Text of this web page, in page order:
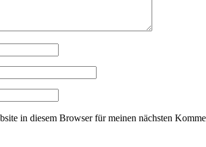
in diesem Browser für meinen nächsten